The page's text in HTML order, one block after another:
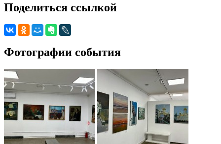
Поделиться ссылкой
Фотографии события